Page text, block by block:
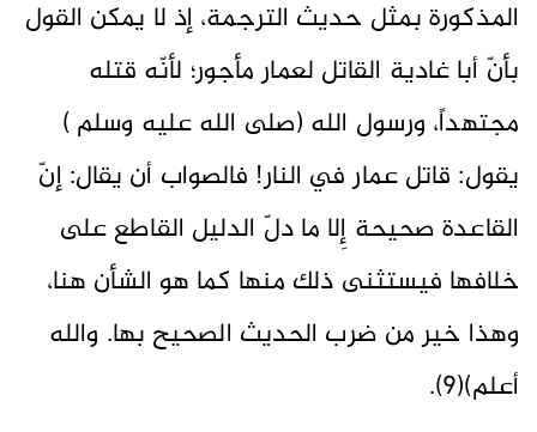
المذكورة بمثل حديث الترجمة، إذ لا يمكن القول
بأنّ أبا غادية القاتل لعمار مأجور؛ لأنّه قتله
مجتهداً، ورسول الله (صلى الله عليه وسلم )
يقول: قاتل عمار في النار! فالصواب أن يقال: إنّ
القاعدة صحيحة إِلا ما دلّ الدليل القاطع على
خلافها فيستثنى ذلك منها كما هو الشأن هنا،
وهذا خير من ضرب الحديث الصحيح بها. والله
أعلم)(9).